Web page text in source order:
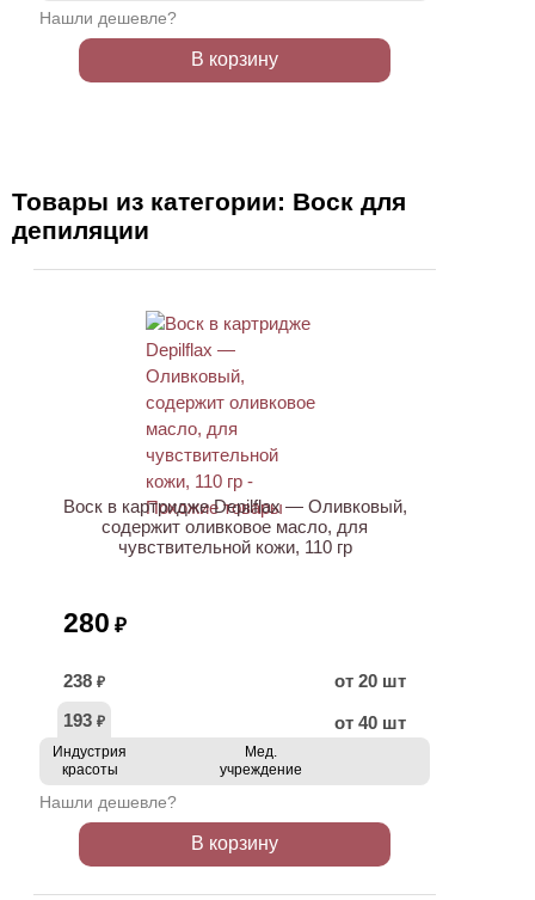
Нашли дешевле?
В корзину
Товары из категории: Воск для
депиляции
Воск в картридже Depilflax — Оливковый,
содержит оливковое масло, для
чувствительной кожи, 110 гр
280 ₽
238 ₽
от 20 шт
193 ₽ от 40 шт
Индустрия
красоты
Мед.
учреждение
Нашли дешевле?
В корзину